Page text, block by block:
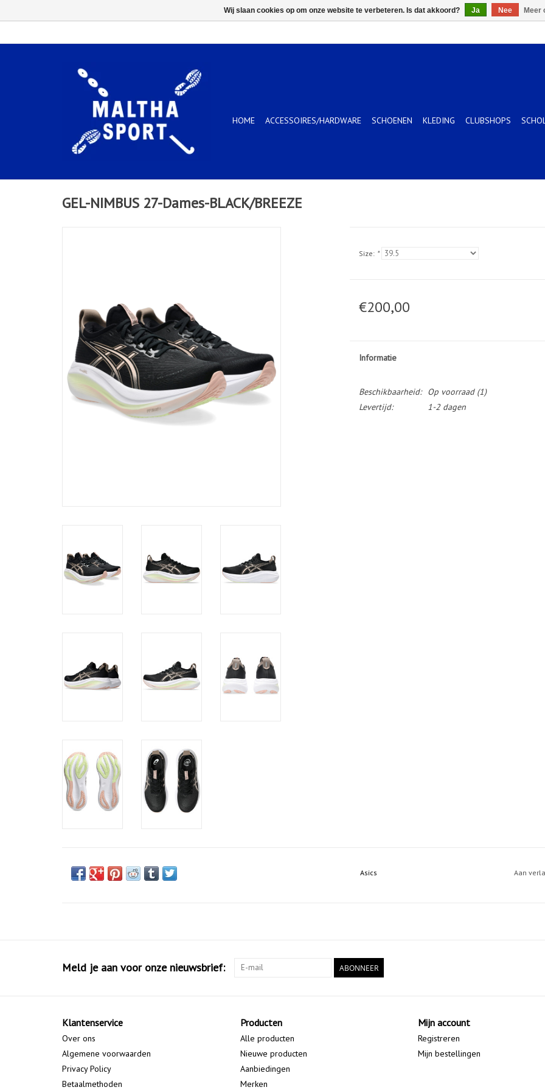
HOME ACCESSOIRES/HARDWARE SCHOENEN KLEDING CLUBSHOPS
GEL-NIMBUS 27-Dames-BLACK/BREEZE
Size: *
€200,00
Informatie
Beschikbaarheid: Op voorraad(1)
Levertijd:
1-2 dagen
Asics Aan
Meld je aan voor onze nieuwsbrief: ABONNEER
Klantenservice
Over ons
Algemene voorwaarden
Privacy Policy
Betaalmethoden
Producten
Alle producten
Nieuwe producten
Aanbiedingen
Merken
Mijn account
Registreren
Mijn bestellingen
Wij slaan cookies op om onze website te verbeteren. Is dat akkoord? Ja Nee Meer